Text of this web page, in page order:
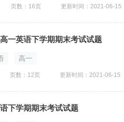
页数：16页 更新时间：2021-06-15
一英语下学期期末考试试题
高一
页数：12页 更新时间：2021-06-15
下学期期末考试试题